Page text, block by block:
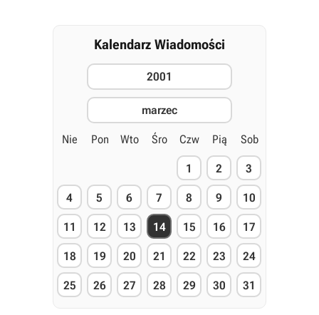
Kalendarz Wiadomości
2001
marzec
Nie Pon Wto Śro Czw Pią Sob
1 2 3
4 5 6 7 8 9 10
11 12 13 14 15 16 17
18 19 20 21 22 23 24
25 26 27 28 29 30 31